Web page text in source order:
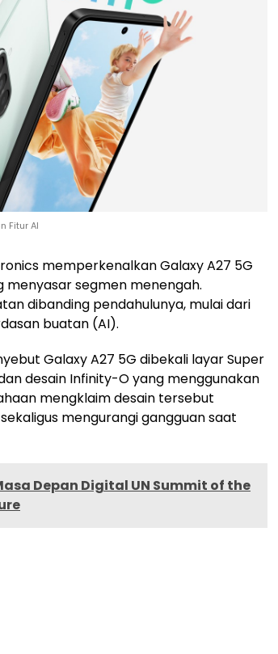
Fitur AI
memperkenalkan Galaxy A27 5G
menyasar segmen menengah.
dibanding pendahulunya, mulai dari
buatan (AI).
Galaxy A27 5G dibekali layar Super
desain Infinity-O yang menggunakan
mengklaim desain tersebut
mengurangi gangguan saat
Depan Digital UN Summit of the